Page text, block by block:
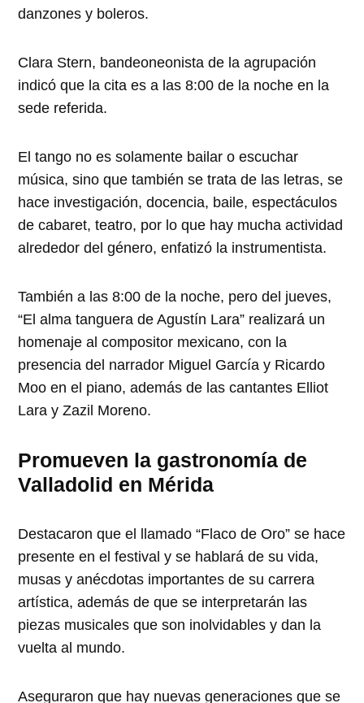
danzones y boleros.
Clara Stern, bandeoneonista de la agrupación
indicó que la cita es a las 8:00 de la noche en la
sede referida.
El tango no es solamente bailar o escuchar
música, sino que también se trata de las letras, se
hace investigación, docencia, baile, espectáculos
de cabaret, teatro, por lo que hay mucha actividad
alrededor del género, enfatizó la instrumentista.
También a las 8:00 de la noche, pero del jueves,
“El alma tanguera de Agustín Lara” realizará un
homenaje al compositor mexicano, con la
presencia del narrador Miguel García y Ricardo
Moo en el piano, además de las cantantes Elliot
Lara y Zazil Moreno.
Promueven la gastronomía de
Valladolid en Mérida
Destacaron que el llamado “Flaco de Oro” se hace
presente en el festival y se hablará de su vida,
musas y anécdotas importantes de su carrera
artística, además de que se interpretarán las
piezas musicales que son inolvidables y dan la
vuelta al mundo.
Aseguraron que hay nuevas generaciones que se